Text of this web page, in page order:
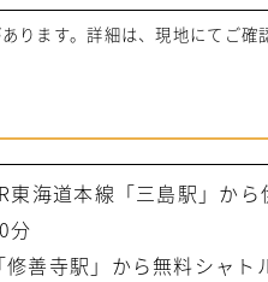
ります。詳細は、現地にてご確
東海道本線「三島駅」か
分
「修善寺駅」から無料シャ